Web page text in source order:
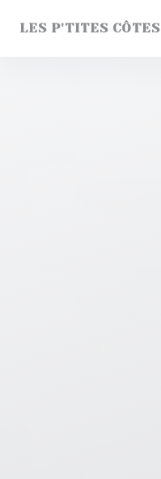
LES P'TITES CÔTES